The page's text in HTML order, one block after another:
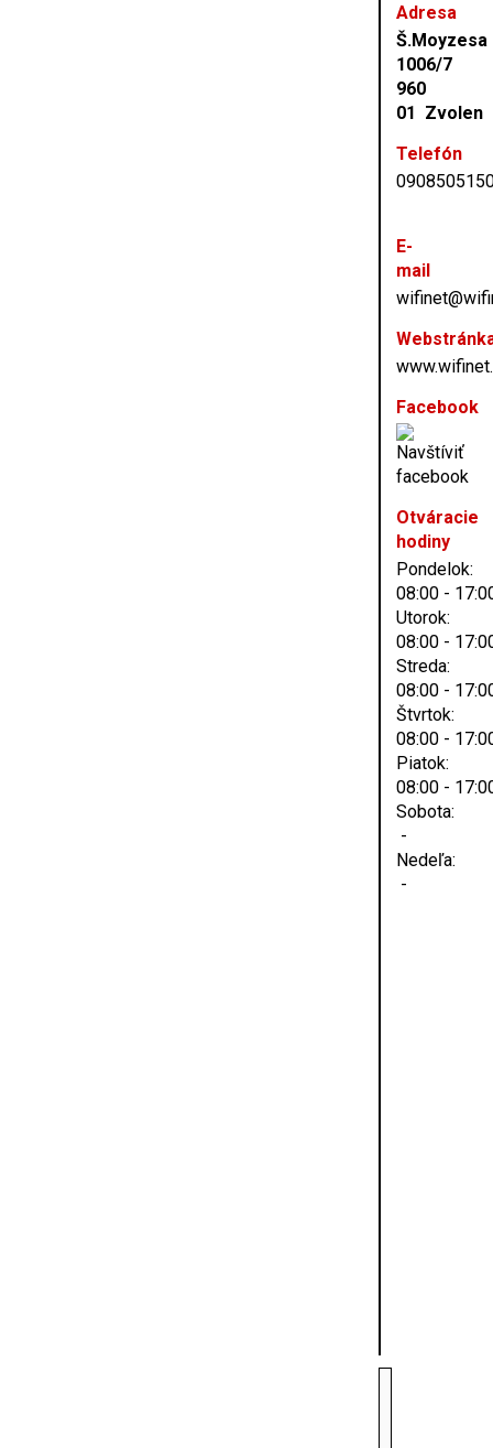
Adresa
Š.Moyzesa
1006/7
960
01 Zvolen
Telefón
E-
mail
Facebook
Otváracie
hodiny
Pondelok:
08:00 -
Utorok:
08:00 -
Streda:
08:00 -
Štvrtok:
08:00 -
Piatok:
08:00 -
Sobota:
-
Nedeľa:
-